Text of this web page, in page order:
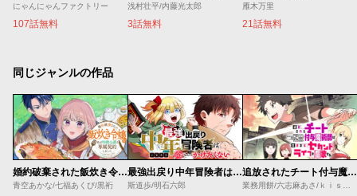
にゃんにゃんファクトリー
107話無料
浅村壮平/内藤光太郎
3話無料
雁木万里
21話無料
同じジャンルの作品
婚約破棄された飯炊き令嬢の私は冷酷公爵と専属契約しました～ですが胃袋を掴んだ結果、冷たかった公爵様がどんどん優しくなっています～
青空あかな/七福あくび/黒裄
最強出戻り中年冒険者は、今さら命なんてかけたくない
斯道歩/明石六郎
追放されたチート付与魔術師は気ままなセカンドライフを謳歌する。 ～俺は武器だけじゃなく、あらゆるものに『強化ポイント』を付与できるし、俺の意思でいつでも効果を解除できるけど、残った人たち大丈夫？～